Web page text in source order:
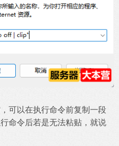
可以在执行命令前复制一段
命令后若是无法粘贴，就说